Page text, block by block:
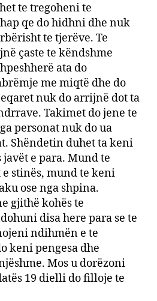
te tregoheni te
qe do hidhni dhe nuk
te tjerëve. Te
çaste te këndshme
ata do
me miqtë dhe do
nuk do arrijnë dot ta
Takimet do jene te
personat nuk do ua
Shëndetin duhet ta keni
e para. Mund te
stinës, mund te keni
ose nga shpina.
gjithë kohës te
disa here para se te
ndihmën e te
keni pengesa dhe
Mos u dorëzoni
19 dielli do filloje te